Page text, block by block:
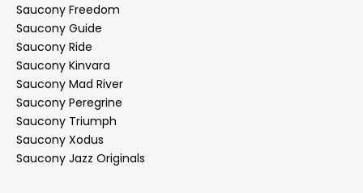
Saucony Freedom
Saucony Guide
Saucony Ride
Saucony Kinvara
Saucony Mad River
Saucony Peregrine
Saucony Triumph
Saucony Xodus
Saucony Jazz Originals